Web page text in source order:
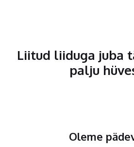
Liitud liiduga juba
palju
Oleme